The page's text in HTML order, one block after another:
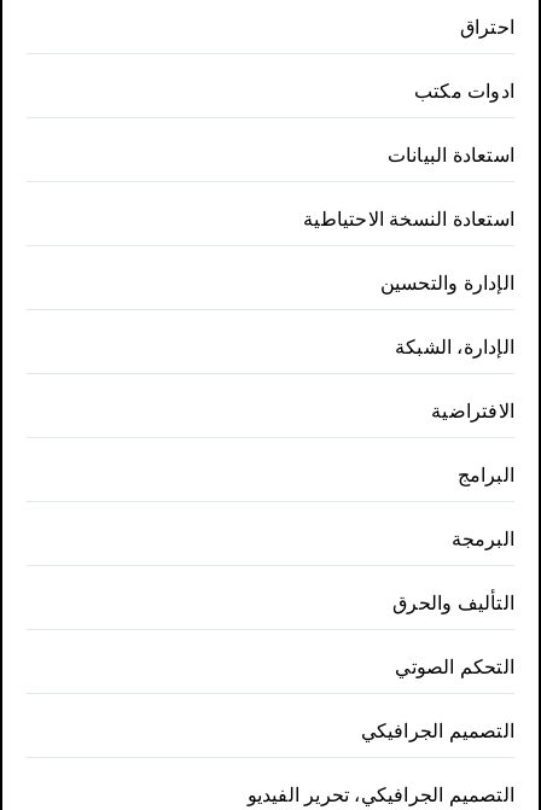
احتراق
ادوات مكتب
استعادة البيانات
استعادة النسخة الاحتياطية
الإدارة والتحسين
الإدارة، الشبكة
الافتراضية
البرامج
البرمجة
التأليف والحرق
التحكم الصوتي
التصميم الجرافيكي
التصميم الجرافيكي، تحرير الفيديو